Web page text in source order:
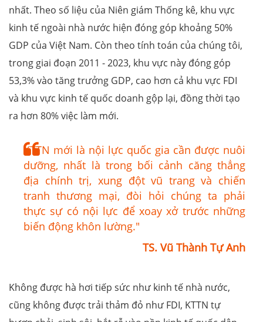
nhất. Theo số liệu của Niên giám Thống kê, khu vực
kinh tế ngoài nhà nước hiện đóng góp khoảng 50%
GDP của Việt Nam. Còn theo tính toán của chúng tôi,
trong giai đoạn 2011 - 2023, khu vực này đóng góp
53,3% vào tăng trưởng GDP, cao hơn cả khu vực FDI
và khu vực kinh tế quốc doanh gộp lại, đồng thời tạo
ra hơn 80% việc làm mới.
KTTN mới là nội lực quốc gia cần được nuôi
dưỡng, nhất là trong bối cảnh căng thẳng
địa chính trị, xung đột vũ trang và chiến
tranh thương mại, đòi hỏi chúng ta phải
thực sự có nội lực để xoay xở trước những
biến động khôn lường."
TS. Vũ Thành Tự Anh
Không được hà hơi tiếp sức như kinh tế nhà nước,
cũng không được trải thảm đỏ như FDI, KTTN tự